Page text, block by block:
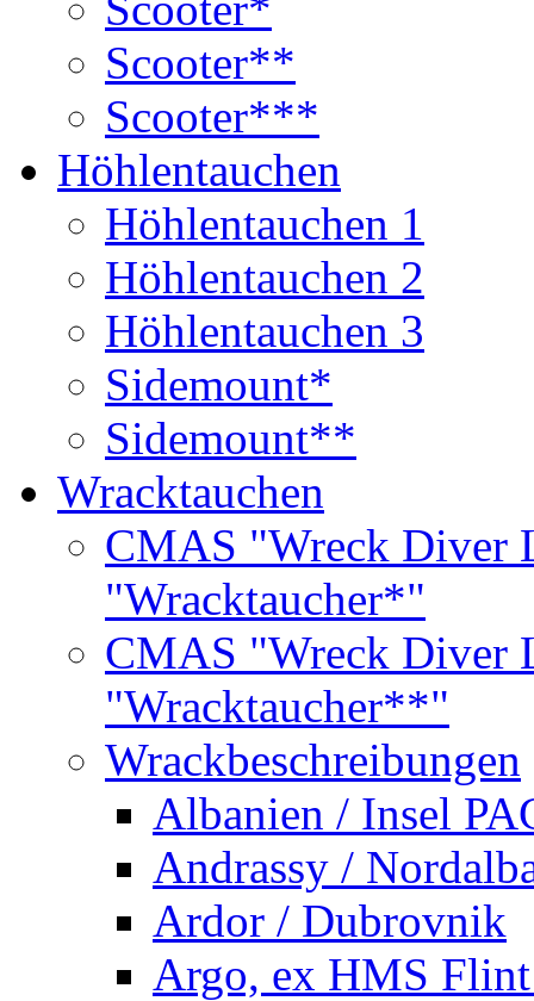
Scooter**
Scooter***
Höhlentauchen
Höhlentauchen 1
Höhlentauchen 2
Höhlentauchen 3
Sidemount*
Sidemount**
Wracktauchen
CMAS "Wreck Diver
"Wracktaucher*"
CMAS "Wreck Diver
"Wracktaucher**"
Wrackbeschreibungen
Albanien / Insel
Andrassy /
Ardor / Dubrovnik
Argo, ex HMS